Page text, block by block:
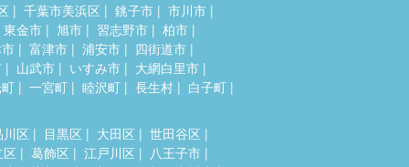
千葉市美浜区 銚子市
市川市
東金市
旭市 習志野市
柏市
富津市 浦安市
四街道市
山武市 いすみ市
大網白里市
一宮町 睦沢町 長生村 白子町
川区 目黒区 大田区
世田谷区
葛飾区 江戸川区
八王子市